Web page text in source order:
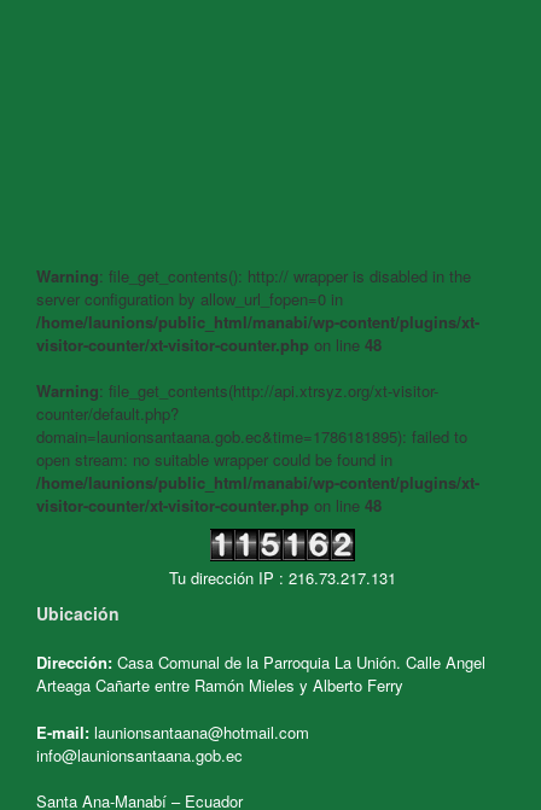
Warning: file_get_contents(): http:// wrapper is disabled in the
server configuration by allow_url_fopen=0 in
/home/launions/public_html/manabi/wp-content/plugins/xt-
visitor-counter/xt-visitor-counter.php on line 48
Warning: file_get_contents(http://api.xtrsyz.org/xt-visitor-
counter/default.php?
domain=launionsantaana.gob.ec&time=1786181895): failed to
open stream: no suitable wrapper could be found in
/home/launions/public_html/manabi/wp-content/plugins/xt-
visitor-counter/xt-visitor-counter.php on line 48
Tu dirección IP : 216.73.217.131
Ubicación
Dirección: Casa Comunal de la Parroquia La Unión. Calle Angel
Arteaga Cañarte entre Ramón Mieles y Alberto Ferry
E-mail: launionsantaana@hotmail.com
info@launionsantaana.gob.ec
Santa Ana-Manabí – Ecuador